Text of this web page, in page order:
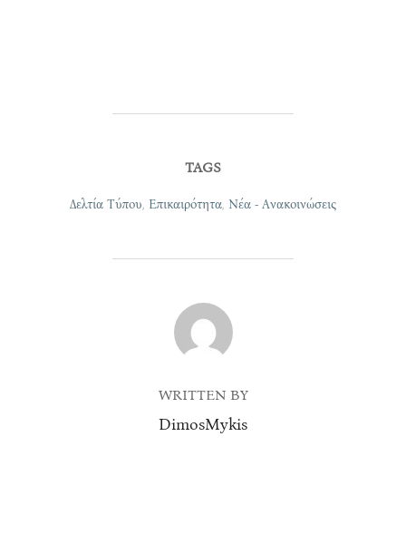
TAGS
Δελτία Τύπου, Επικαιρότητα, Νέα - Ανακοινώσεις
POST AUTHOR
WRITTEN BY
DimosMykis